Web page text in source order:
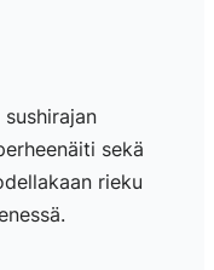
sekä
rieku